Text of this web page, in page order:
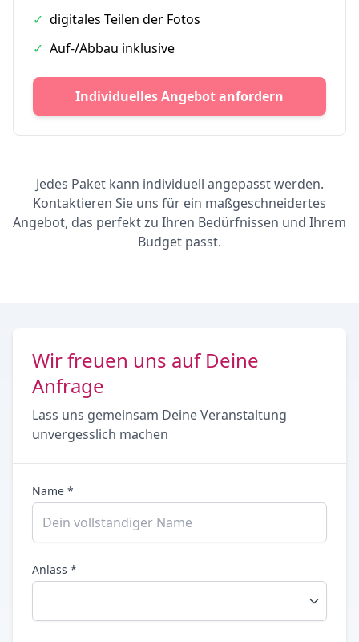
✓ digitales Teilen der Fotos
✓ Auf-/Abbau inklusive
Individuelles Angebot anfordern
Jedes Paket kann individuell angepasst werden.
Kontaktieren Sie uns für ein maßgeschneidertes
Angebot, das perfekt zu Ihren Bedürfnissen und Ihrem
Budget passt.
Wir freuen uns auf Deine
Anfrage
Lass uns gemeinsam Deine Veranstaltung
unvergesslich machen
Name *
Anlass *